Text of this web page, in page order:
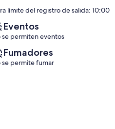
límite del registro de salida: 10:00
Eventos
se permiten eventos
Fumadores
se permite fumar